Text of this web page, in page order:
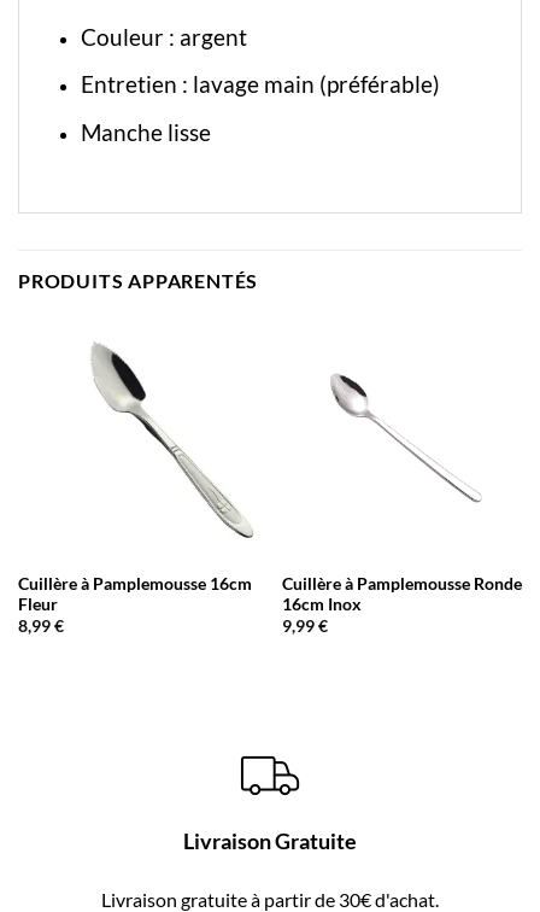
Couleur : argent
Entretien : lavage main (préférable)
Manche lisse
PRODUITS APPARENTÉS
Cuillère à Pamplemousse 16cm
Fleur
8,99€
Cuillère à Pamplemousse Ronde
16cm Inox
9,99€
Livraison Gratuite
Livraison gratuite à partir de 30€ d'achat.